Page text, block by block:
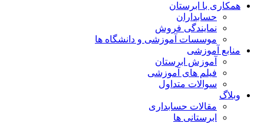
همکاری با ابرستان
حسابداران
نمایندگی فروش
موسسات آموزشی و دانشگاه ها
منابع آموزشی
آموزش ابرستان
فیلم های آموزشی
سوالات متداول
وبلاگ
مقالات حسابداری
ابرستانی ها